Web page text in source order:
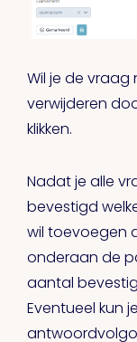
Wil je de vraag
verwijderen
klikken.
Nadat je alle
bevestigd
wil toevoegen
onderaan de
aantal
Eventueel kun